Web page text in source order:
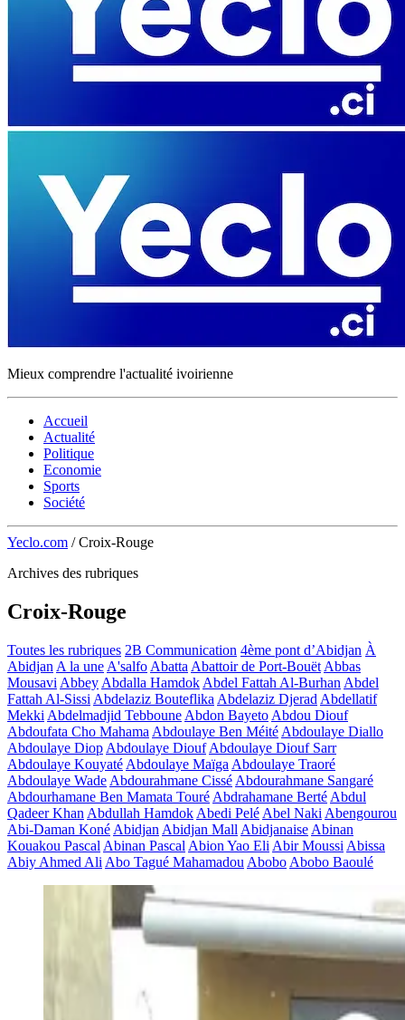
Mieux comprendre l'actualité ivoirienne
Accueil
Actualité
Politique
Economie
Sports
Société
Yeclo.com / Croix-Rouge
Archives des rubriques
Croix-Rouge
Toutes les rubriques 2B Communication 4ème pont d’Abidjan À
Abidjan A la une A'salfo Abatta Abattoir de Port-Bouët Abbas
Mousavi Abbey Abdalla Hamdok Abdel Fattah Al-Burhan Abdel
Fattah Al-Sissi Abdelaziz Bouteflika Abdelaziz Djerad Abdellatif
Mekki Abdelmadjid Tebboune Abdon Bayeto Abdou Diouf
Abdoufata Cho Mahama Abdoulaye Ben Méité Abdoulaye Diallo
Abdoulaye Diop Abdoulaye Diouf Abdoulaye Diouf Sarr
Abdoulaye Kouyaté Abdoulaye Maïga Abdoulaye Traoré
Abdoulaye Wade Abdourahmane Cissé Abdourahmane Sangaré
Abdourhamane Ben Mamata Touré Abdrahamane Berté Abdul
Qadeer Khan Abdullah Hamdok Abedi Pelé Abel Naki Abengourou
Abi-Daman Koné Abidjan Abidjan Mall Abidjanaise Abinan
Kouakou Pascal Abinan Pascal Abion Yao Eli Abir Moussi Abissa
Abiy Ahmed Ali Abo Tagué Mahamadou Abobo Abobo Baoulé